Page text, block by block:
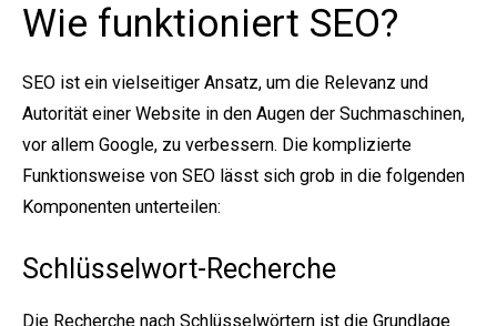
Wie funktioniert SEO?
SEO ist ein vielseitiger Ansatz, um die Relevanz und
Autorität einer Website in den Augen der Suchmaschinen,
vor allem Google, zu verbessern. Die komplizierte
Funktionsweise von SEO lässt sich grob in die folgenden
Komponenten unterteilen:
Schlüsselwort-Recherche
Die Recherche nach Schlüsselwörtern ist die Grundlage